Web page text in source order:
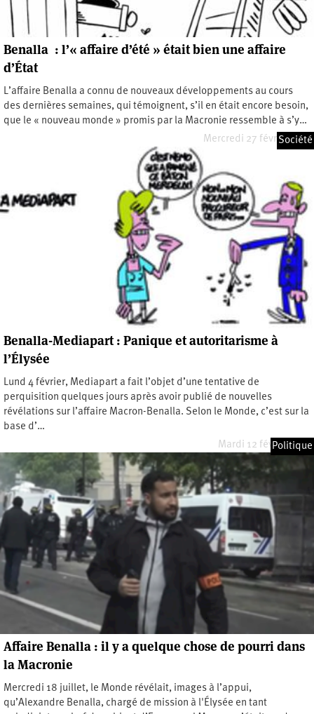
Benalla : l’« affaire d’été » était bien une affaire
d’État
L’affaire Benalla a connu de nouveaux développements au cours
des dernières semaines, qui témoignent, s’il en était encore besoin,
que le « nouveau monde » promis par la Macronie ressemble à s’y…
Mercredi 27 février 2019
Société
Benalla-Mediapart : Panique et autoritarisme à
l’Élysée
Lund 4 février, Mediapart a fait l’objet d’une tentative de
perquisition quelques jours après avoir publié de nouvelles
révélations sur l’affaire Macron-Benalla. Selon le Monde, c’est sur la
base d’…
Mardi 12 février 2019
Politique
Affaire Benalla : il y a quelque chose de pourri dans
la Macronie
Mercredi 18 juillet, le Monde révélait, images à l’appui,
qu’Alexandre Benalla, chargé de mission à l'Élysée en tant